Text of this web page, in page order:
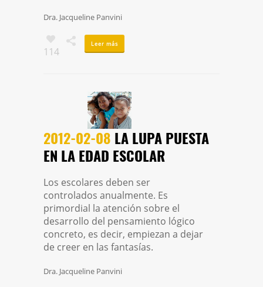
Dra. Jacqueline Panvini
114
Leer más
2012-02-08 LA LUPA PUESTA
EN LA EDAD ESCOLAR
Los escolares deben ser
controlados anualmente. Es
primordial la atención sobre el
desarrollo del pensamiento lógico
concreto, es decir, empiezan a dejar
de creer en las fantasías.
Dra. Jacqueline Panvini